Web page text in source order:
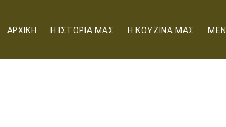
ΑΡΧΙΚΗ Η ΙΣΤΟΡΙΑ ΜΑΣ Η ΚΟΥΖΙΝΑ ΜΑΣ